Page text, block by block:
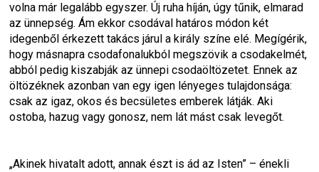
volna már legalább egyszer. Új ruha híján, úgy tűnik, elmarad
az ünnepség. Ám ekkor csodával határos módon két
idegenből érkezett takács járul a király színe elé. Megígérik,
hogy másnapra csodafonalukból megszövik a csodakelmét,
abból pedig kiszabják az ünnepi csodaöltözetet. Ennek az
öltözéknek azonban van egy igen lényeges tulajdonsága:
csak az igaz, okos és becsületes emberek látják. Aki
ostoba, hazug vagy gonosz, nem lát mást csak levegőt.
„Akinek hivatalt adott, annak észt is ád az Isten” – énekli